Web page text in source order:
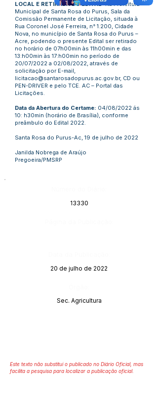
LOCAL E RETIRADA DO EDITAL:Na Prefeitura
Municipal de Santa Rosa do Purus, Sala da
Comissão Permanente de Licitação, situada à
Rua Coronel José Ferreira, n° 1.200, Cidade
Nova, no município de Santa Rosa do Purus –
Acre, podendo o presente Edital ser retirado
no horário de 07h00min às 11h00min e das
13:h00min às 17:h00min no período de
20/07/2022 a 02/08/2022, através de
solicitação por E-mail,
licitacao@santarosadopurus.ac.gov.br, CD ou
PEN-DRIVER e pelo TCE. AC – Portal das
Licitações.
Data da Abertura do Certame: 04/08/2022 ás
10: h30min (horário de Brasília), conforme
preâmbulo do Edital 2022.
Santa Rosa do Purus-Ac, 19 de julho de 2022
Janilda Nobrega de Araújo
Pregoeira/PMSRP
13330
20 de julho de 2022
Sec. Agricultura
Este texto não substitui o publicado no Diário Oficial, mas
facilita a pesquisa para localizar a publicação oficial.